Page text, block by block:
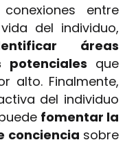
entre
del individuo,
áreas
potenciales que
alto. Finalmente,
del individuo
fomentar la
conciencia sobre